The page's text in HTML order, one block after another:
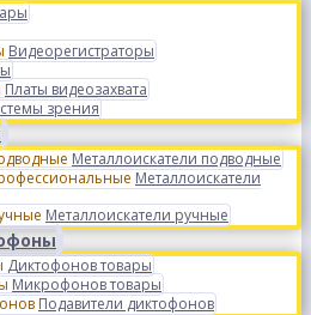
Видеорегистраторы
Платы видеозахвата
зрения
Металлоискатели подводные
Металлоискатели
Металлоискатели ручные
Диктофонов товары
Микрофонов товары
Подавители диктофонов